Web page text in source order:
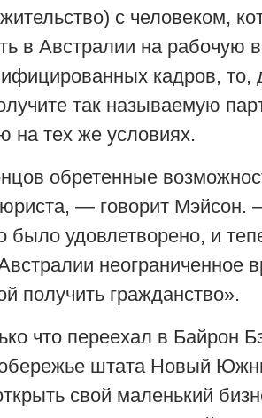
с человеком,
в Австралии на рабочую
кадров, то,
так называемую
на тех же условиях.
обретенные
юриста, — говорит
было удовлетворено, и
неограниченное
получить гражданство».
что переехал в Байрон
штата Новый
свой маленький